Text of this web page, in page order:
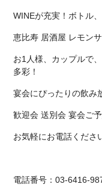
WINEが充実！ボトル
恵比寿 居酒屋 レモン
お1人様、カップルで
多彩！
宴会にぴったりの飲み
歓迎会 送別会 宴会ご
お気軽にお電話くださ
電話番号：03-6416-